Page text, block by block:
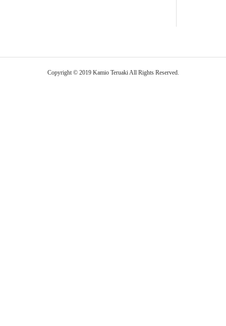
Copyright © 2019 Kamio Teruaki All Rights Reserved.